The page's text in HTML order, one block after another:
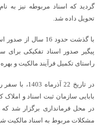
گردید که اسناد مربوطه نیز
تحویل داده شد.
با گذشت حدود 16
راستای تکمیل فرآیند مالکیت و
در تاریخ 22
بابایی سازمان ثبت اسناد و
در محل فرمانداری برگزار شد
مشکلات مربوط به اسناد مالکیت